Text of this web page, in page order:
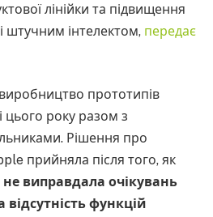
лінійки та підвищення
штучним інтелектом, передає
прототипів
цього року разом з
Рішення про
прийняла після того, як
не виправдала очікувань
відсутність функцій